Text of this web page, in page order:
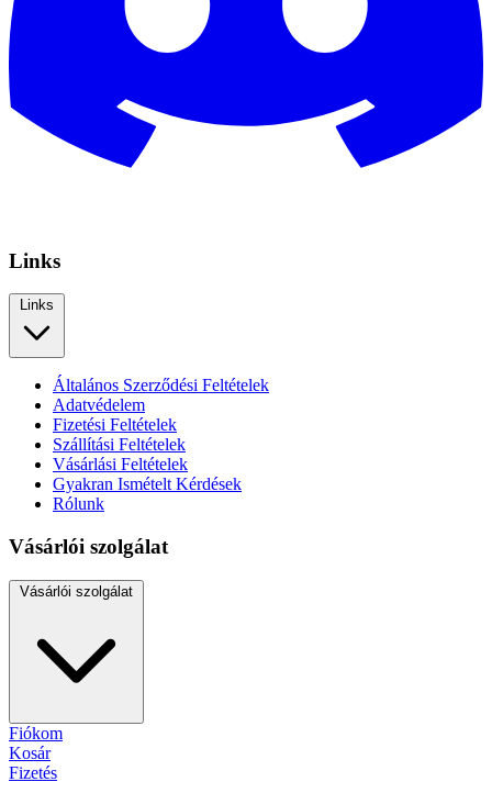
Links
Links
Általános Szerződési Feltételek
Adatvédelem
Fizetési Feltételek
Szállítási Feltételek
Vásárlási Feltételek
Gyakran Ismételt Kérdések
Rólunk
Vásárlói szolgálat
Vásárlói szolgálat
Fiókom
Kosár
Fizetés